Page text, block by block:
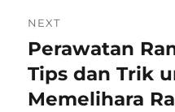
NEXT
Next
post:
Perawatan
Tips dan Trik
Memelihara